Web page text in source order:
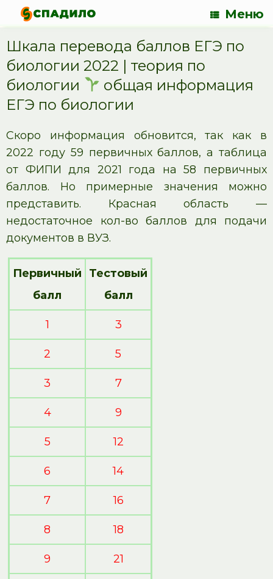
Меню
Шкала перевода баллов ЕГЭ по
биологии 2022 | теория по
биологии
общая информация
ЕГЭ по биологии
Скоро информация обновится, так как в
2022 году 59 первичных баллов, а таблица
от ФИПИ для 2021 года на 58 первичных
баллов. Но примерные значения можно
представить. Красная область —
недостаточное кол-во баллов для подачи
документов в ВУЗ.
Первичный
балл
Тестовый
балл
1 3
2 5
3 7
4 9
5 12
6 14
7 16
8 18
9 21